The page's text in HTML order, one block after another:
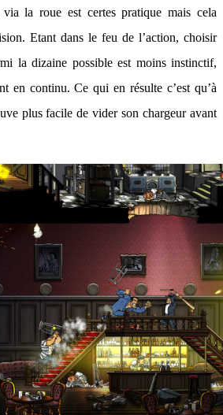
via la roue est certes pratique mais cela
Etant dans le feu de l’action, choisir
la dizaine possible est moins instinctif,
en continu. Ce qui en résulte c’est qu’à
plus facile de vider son chargeur avant